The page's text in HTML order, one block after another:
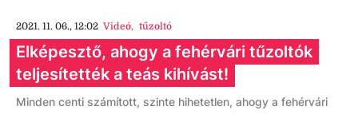
2021. 11. 06., 12:02 Videó, tűzoltó
Elképesztő, ahogy a fehérvári tűzoltók
teljesítették a teás kihívást!
Minden centi számított, szinte hihetetlen, ahogy a fehérvári